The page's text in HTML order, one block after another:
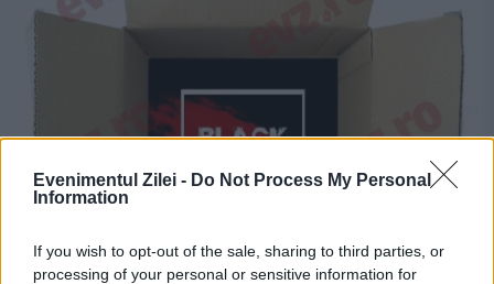
Evenimentul Zilei - Do Not Process My Personal
Information
If you wish to opt-out of the sale, sharing to third parties, or
processing of your personal or sensitive information for